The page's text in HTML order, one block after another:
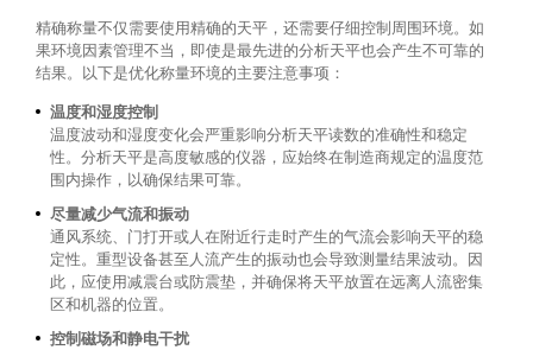
精确称量不仅需要使用精确的天平，还需要仔细控制周围环境。如
果环境因素管理不当，即使是最先进的分析天平也会产生不可靠的
结果。以下是优化称量环境的主要注意事项：
温度和湿度控制
温度波动和湿度变化会严重影响分析天平读数的准确性和稳定
性。分析天平是高度敏感的仪器，应始终在制造商规定的温度范
围内操作，以确保结果可靠。
尽量减少气流和振动
通风系统、门打开或人在附近行走时产生的气流会影响天平的稳
定性。重型设备甚至人流产生的振动也会导致测量结果波动。因
此，应使用减震台或防震垫，并确保将天平放置在远离人流密集
区和机器的位置。
控制磁场和静电干扰